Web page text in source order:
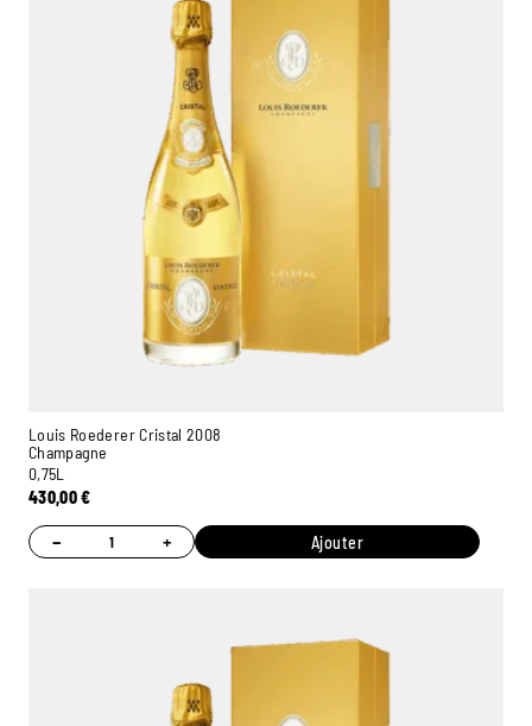
Louis Roederer Cristal 2008
Champagne
0,75L
430,00€
− + Ajouter